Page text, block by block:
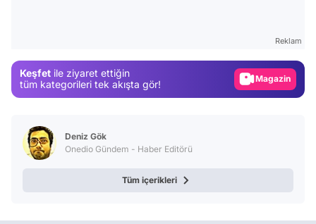
Reklam
Keşfet ile ziyaret ettiğin
tüm kategorileri tek akışta gör!
Magazin
Deniz Gök
Onedio Gündem - Haber Editörü
Tüm içerikleri